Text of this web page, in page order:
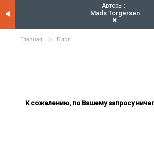
Авторы
Mads Torgersen
✖
Главная > Блог
К сожалению, по Вашему запросу